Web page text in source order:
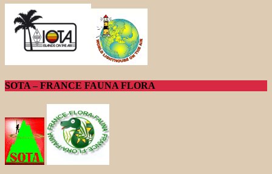
SOTA – FRANCE FAUNA FLORA